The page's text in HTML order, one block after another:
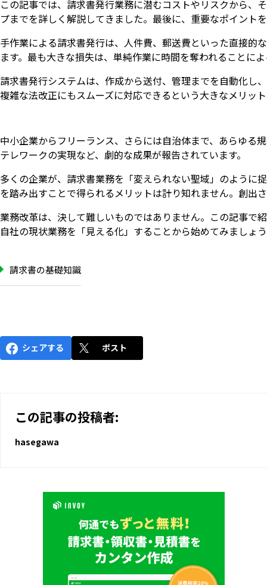
この記事では、請求書発行業務に潜むコストやリスクから、
プまでを詳しく解説してきました。最後に、重要なポイント
手作業による請求書発行は、人件費、郵送費といった直接的
ます。最も大きな損失は、単純作業に時間を奪われることに
請求書発行システムは、作成から送付、管理までを自動化し
複雑な法改正にもスムーズに対応できるという大きなメリッ
中小企業からフリーランス、さらには自治体まで、あらゆる
テレワークの実現など、劇的な成果が報告されています。
多くの企業が、請求書業務を「変えられない聖域」のように
を踏み出すことで得られるメリットは計り知れません。創出
業務改革は、決して難しいものではありません。この記事で
自社の現状業務を「見える化」することから始めてみましょ
請求書の基礎知識
シェアする ポスト
この記事の投稿者:
hasegawa